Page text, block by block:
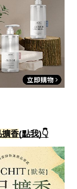
香(點我)👇